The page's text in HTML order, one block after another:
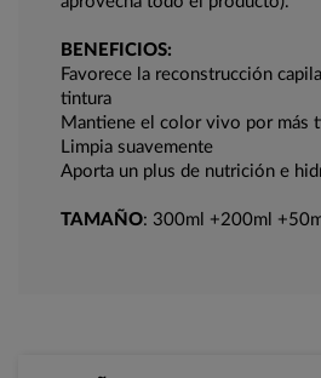
BENEFICIOS:
Favorece la reconstrucción
tintura
Mantiene el color vivo por más
Limpia suavemente
Aporta un plus de nutrición e
TAMAÑO: 300ml +200ml